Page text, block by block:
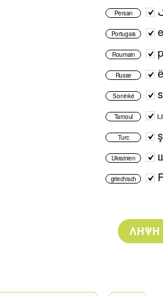
Persan
Portugais
Roumain
Russe
Soninké
Tamoul
Turc
Ukrainien
griechisch